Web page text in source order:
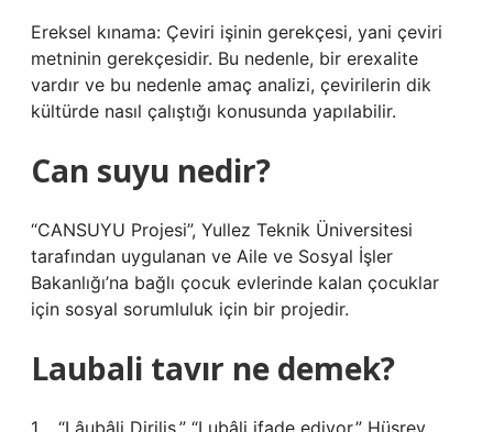
Ereksel kınama: Çeviri işinin gerekçesi, yani çeviri
metninin gerekçesidir. Bu nedenle, bir erexalite
vardır ve bu nedenle amaç analizi, çevirilerin dik
kültürde nasıl çalıştığı konusunda yapılabilir.
Can suyu nedir?
“CANSUYU Projesi”, Yullez Teknik Üniversitesi
tarafından uygulanan ve Aile ve Sosyal İşler
Bakanlığı’na bağlı çocuk evlerinde kalan çocuklar
için sosyal sorumluluk için bir projedir.
Laubali tavır ne demek?
1 .. “Lâubâli Diriliş.” “Lubâli ifade ediyor.” Hüsrev